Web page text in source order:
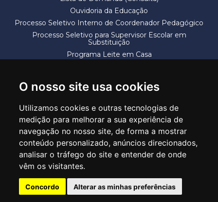
O nosso site usa cookies
Utilizamos cookies e outras tecnologias de
medição para melhorar a sua experiência de
navegação no nosso site, de forma a mostrar
conteúdo personalizado, anúncios direcionados,
analisar o tráfego do site e entender de onde
vêm os visitantes.
Concordo Alterar as minhas preferências
Ouvidoria da Educação
Processo Seletivo Interno de Coordenador Pedagógico
Processo Seletivo para Supervisor Escolar em
Substituição
Programa Leite em Casa
SECRETARIA DE EDUCAÇÃO
Rua Claudino Barbosa, 313 - Macedo - Guarulhos/SP CEP 07113-040
Central de Atendimento: *55 11 2475-7300